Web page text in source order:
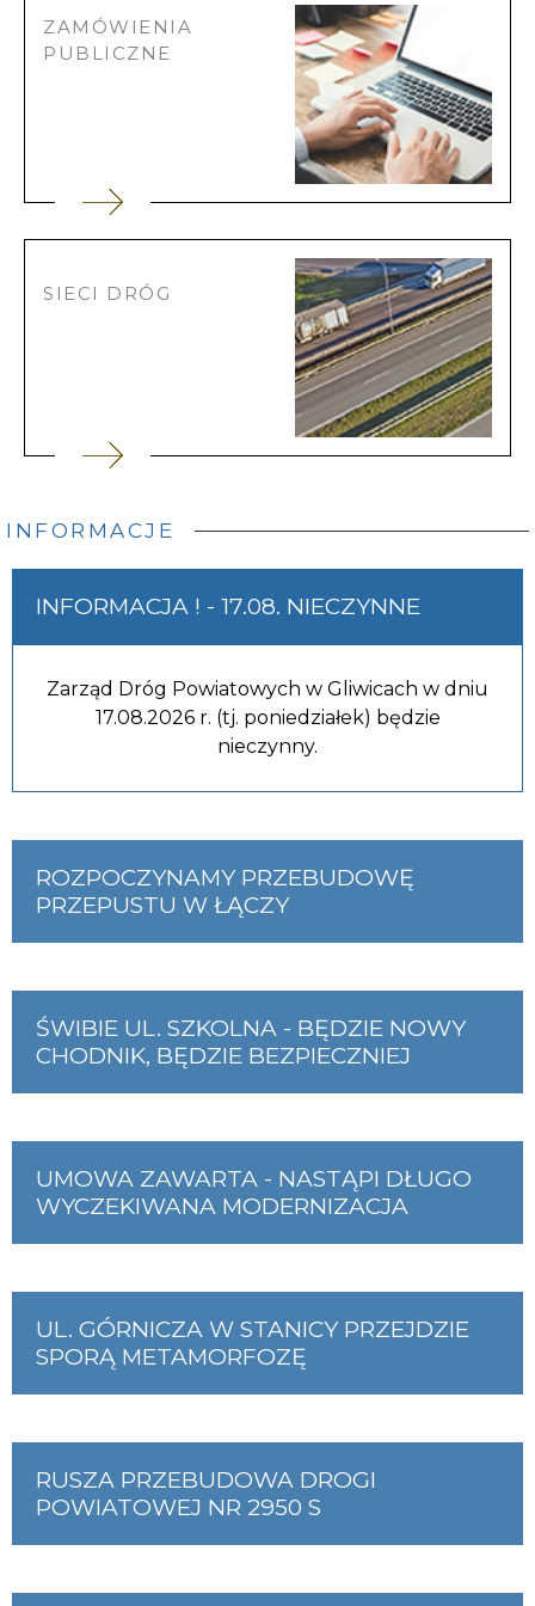
ZAMÓWIENIA
PUBLICZNE
SIECI DRÓG
INFORMACJE
INFORMACJA ! - 17.08. NIECZYNNE
Zarząd Dróg Powiatowych w Gliwicach w dniu
17.08.2026 r. (tj. poniedziałek) będzie
nieczynny.
ROZPOCZYNAMY PRZEBUDOWĘ
PRZEPUSTU W ŁĄCZY
ŚWIBIE UL. SZKOLNA - BĘDZIE NOWY
CHODNIK, BĘDZIE BEZPIECZNIEJ
UMOWA ZAWARTA - NASTĄPI DŁUGO
WYCZEKIWANA MODERNIZACJA
UL. GÓRNICZA W STANICY PRZEJDZIE
SPORĄ METAMORFOZĘ
RUSZA PRZEBUDOWA DROGI
POWIATOWEJ NR 2950 S